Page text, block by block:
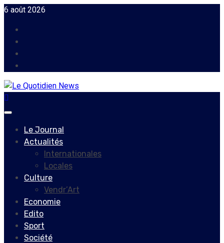
Skip
content
6 août 2026
Primary
Le Journal
Actualités
Internationales
Locales
Culture
Vendr’Art
Economie
Edito
Sport
Société